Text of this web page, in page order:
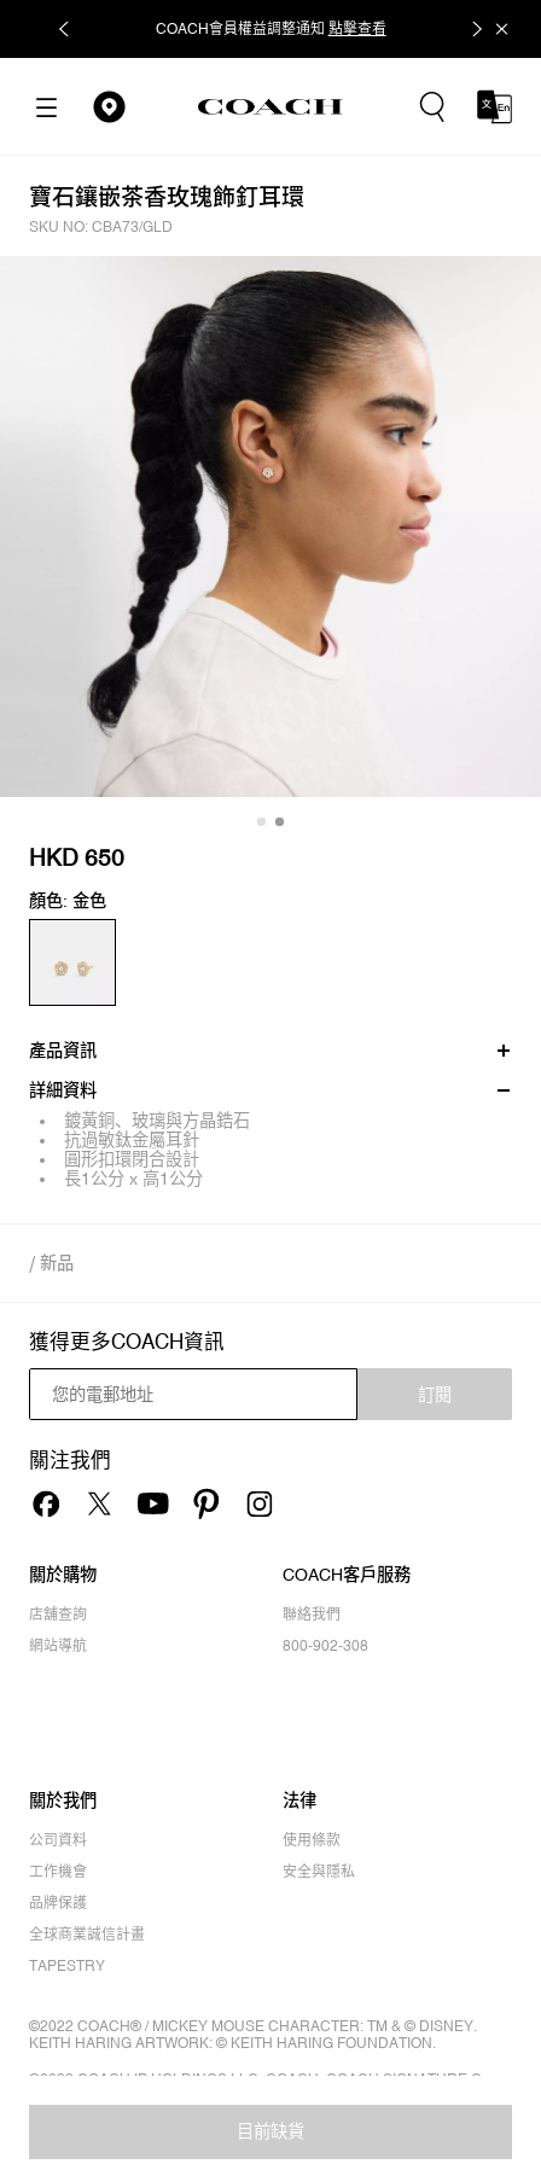
COACH會員權益調整通知 點擊查看 立即追蹤
寶石鑲嵌茶香玫瑰飾釘耳環
SKU NO: CBA73/GLD
HKD 650
顏色: 金色
產品資訊
詳細資料
鍍黃銅、玻璃與方晶鋯石
抗過敏鈦金屬耳針
圓形扣環閉合設計
長1公分 x 高1公分
目前缺貨
/ 新品
獲得更多COACH資訊
訂閱
關注我們
關於購物
店舖查詢
網站導航
COACH客戶服務
聯絡我們
800-902-308
關於我們
公司資料
工作機會
品牌保護
全球商業誠信計畫
TAPESTRY
法律
使用條款
安全與隱私
©2022 COACH® / MICKEY MOUSE CHARACTER: TM & © DISNEY.
KEITH HARING ARTWORK: © KEITH HARING FOUNDATION.
©2022 COACH IP HOLDINGS LLC. COACH, COACH SIGNATURE C